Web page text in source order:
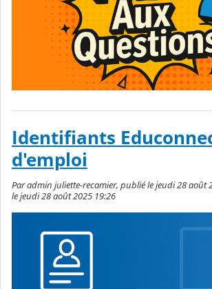
Identifiants
d'emploi
Par admin juliette-recamier, publié le jeudi 28 août
le jeudi 28 août 2025 19:26